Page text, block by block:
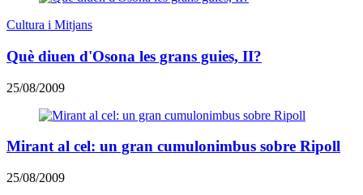
Cultura i Mitjans
Què diuen d'Osona les grans guies, II?
25/08/2009
Mirant al cel: un gran cumulonimbus sobre Ripoll
25/08/2009